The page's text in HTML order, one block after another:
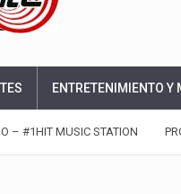
ENTRETENIMIENTO Y
– #1HIT MUSIC STATION